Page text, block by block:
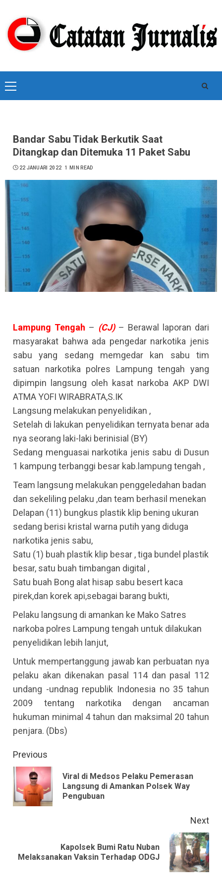
content
Primary
Menu
Bandar Sabu Tidak Berkutik Saat
Ditangkap dan Ditemuka 11 Paket Sabu
22 JANUARI 2022 1 MIN READ
Lampung Tengah – (CJ)– Berawal laporan dari
masyarakat bahwa ada pengedar narkotika jenis
sabu yang sedang memgedar kan sabu tim
satuan narkotika polres Lampung tengah yang
dipimpin langsung oleh kasat narkoba AKP DWI
ATMA YOFI WIRABRATA,S.IK
Langsung melakukan penyelidikan ,
Setelah di lakukan penyelidikan ternyata benar ada
nya seorang laki-laki berinisial (BY)
Sedang menguasai narkotika jenis sabu di Dusun
1 kampung terbanggi besar kab.lampung tengah ,
Team langsung melakukan penggeledahan badan
dan sekeliling pelaku ,dan team berhasil menekan
Delapan (11) bungkus plastik klip bening ukuran
sedang berisi kristal warna putih yang diduga
narkotika jenis sabu,
Satu (1) buah plastik klip besar , tiga bundel plastik
besar, satu buah timbangan digital ,
Satu buah Bong alat hisap sabu besert kaca
pirek,dan korek api,sebagai barang bukti,
Pelaku langsung di amankan ke Mako Satres
narkoba polres Lampung tengah untuk dilakukan
penyelidikan lebih lanjut,
Untuk mempertanggung jawab kan perbuatan nya
pelaku akan dikenakan pasal 114 dan pasal 112
undang -undnag republik Indonesia no 35 tahun
2009 tentang narkotika dengan ancaman
hukuman minimal 4 tahun dan maksimal 20 tahun
penjara. (Dbs)
Continue
Reading
Previous
Viral di Medsos Pelaku Pemerasan
Langsung di Amankan Polsek Way
Pengubuan
Next
post:
Kapolsek Bumi Ratu Nuban
Melaksanakan Vaksin Terhadap ODGJ